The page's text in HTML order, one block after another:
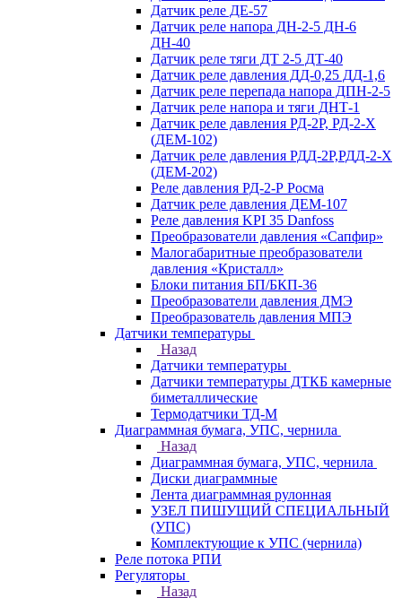
Датчик реле ДЕ-57
Датчик реле напора ДН-2-5 ДН-6
ДН-40
Датчик реле тяги ДТ 2-5 ДТ-40
Датчик реле давления ДД-0,25 ДД-1,6
Датчик реле перепада напора ДПН-2-5
Датчик реле напора и тяги ДНТ-1
Датчик реле давления РД-2Р, РД-2-Х
(ДЕМ-102)
Датчик реле давления РДД-2Р,РДД-2-Х
(ДЕМ-202)
Реле давления РД-2-Р Росма
Датчик реле давления ДЕМ-107
Реле давления KPI 35 Danfoss
Преобразователи давления «Сапфир»
Малогабаритные преобразователи
давления «Кристалл»
Блоки питания БП/БКП-36
Преобразователи давления ДМЭ
Преобразователь давления МПЭ
Датчики температуры
Назад
Датчики температуры
Датчики температуры ДТКБ камерные
биметаллические
Термодатчики ТД-М
Диаграммная бумага, УПС, чернила
Назад
Диаграммная бумага, УПС, чернила
Диски диаграммные
Лента диаграммная рулонная
УЗЕЛ ПИШУЩИЙ СПЕЦИАЛЬНЫЙ
(УПС)
Комплектующие к УПС (чернила)
Реле потока РПИ
Регуляторы
Назад